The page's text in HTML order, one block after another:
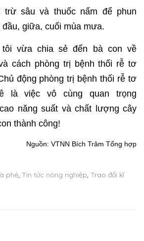
trừ sâu và thuốc nấm để phun
giữa, cuối mùa mưa.
tôi vừa chia sẻ đến bà con về
cách phòng trị bệnh thối rễ tơ
động phòng trị bệnh thối rễ tơ
là việc vô cùng quan trọng
năng suất và chất lượng cây
thành công!
Nguồn: VTNN Bích Trâm Tổng hợp
phê, Tin tức nông nghiệp, Trao đổi kĩ